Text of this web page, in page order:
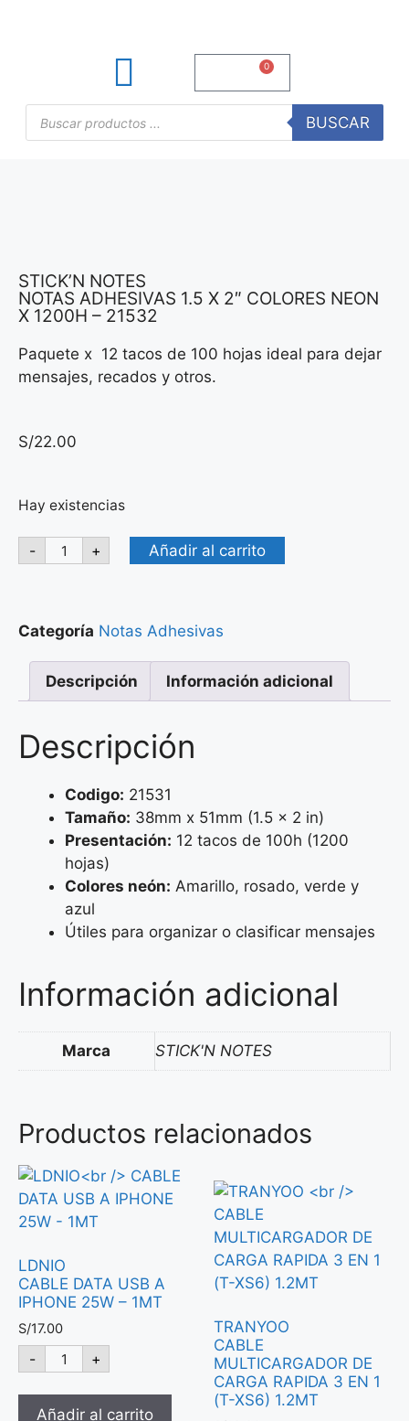
0.00 0
BUSCAR
STICK’N NOTES
NOTAS ADHESIVAS 1.5 X 2″ COLORES NEON
X 1200H – 21532
Paquete x 12 tacos de 100 hojas ideal para dejar
mensajes, recados y otros.
S/22.00
Hay existencias
- + Añadir al carrito
Categoría Notas Adhesivas
Descripción Información adicional
Descripción
Codigo: 21531
Tamaño: 38mm x 51mm (1.5 x 2 in)
Presentación: 12 tacos de 100h (1200
hojas)
Colores neón: Amarillo, rosado, verde y
azul
Útiles para organizar o clasificar mensajes
Información adicional
Marca STICK'N NOTES
Productos relacionados
LDNIO
CABLE DATA USB A
IPHONE 25W – 1MT
S/17.00
- +
Añadir al carrito
TRANYOO
CABLE
MULTICARGADOR DE
CARGA RAPIDA 3 EN 1
(T-XS6) 1.2MT